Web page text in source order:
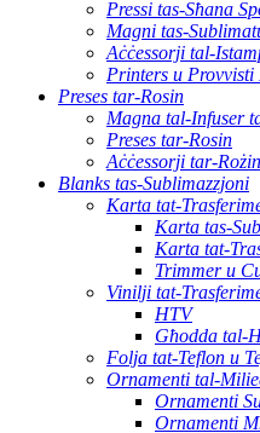
Pressi tas-Sħana
Magni tas-
Aċċessorji tal-
Printers u
Preses tar-Rosin
Magna tal-Infuser
Preses tar-Rosin
Aċċessorji tar-Rożin
Blanks tas-Sublimazzjoni
Karta tat-
Karta tas-
Karta tat-
Trimmer u
Vinilji tat-
HTV
Għodda tal-
Folja tat-Teflon u
Ornamenti tal-
Ornamenti
Ornamenti